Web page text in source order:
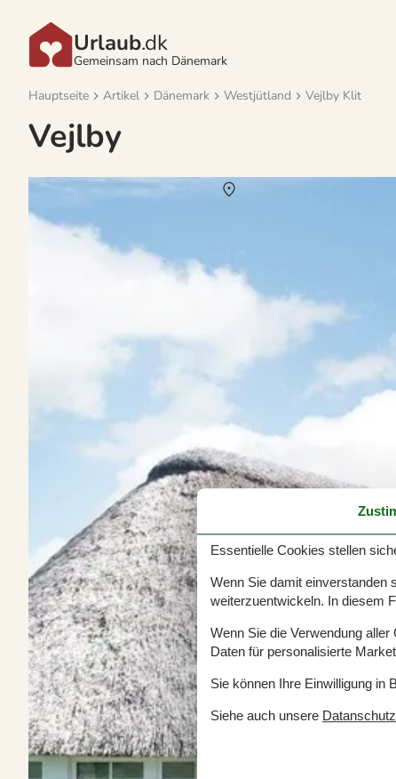
Urlaub.dk
Gemeinsam nach Dänemark
Hauptseite Artikel Dänemark Westjütland Vejlby Klit
Vejlby
Vermietung von Ferienhäuser Vejlby
Vejlby ist ein sympathischer kleiner Künstenort im
nach idyllischer Gemütlichkeit. Das malerische Urlaubsgebiet in
Essentielle Cookies stellen
Wenn Sie damit einverstanden
weiterzuentwickeln. In diesem
Wenn Sie die Verwendung
Daten für personalisierte
Sie können Ihre Einwilligung in
Siehe auch unsere